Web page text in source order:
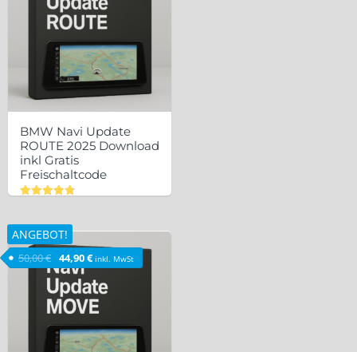
BMW Navi Update
ROUTE 2025 Download
inkl Gratis
Freischaltcode
4.83
von 5
ANGEBOT!
50,00€ Ursprünglicher Preis war: 50,00 €
44,90€Aktueller Preis ist: 44,90 €.
inkl. MwSt